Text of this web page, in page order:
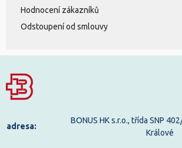
Hodnocení zákazníků
Odstoupení od smlouvy
adresa:
BONUS HK s.r.o., třída SNP
Králové